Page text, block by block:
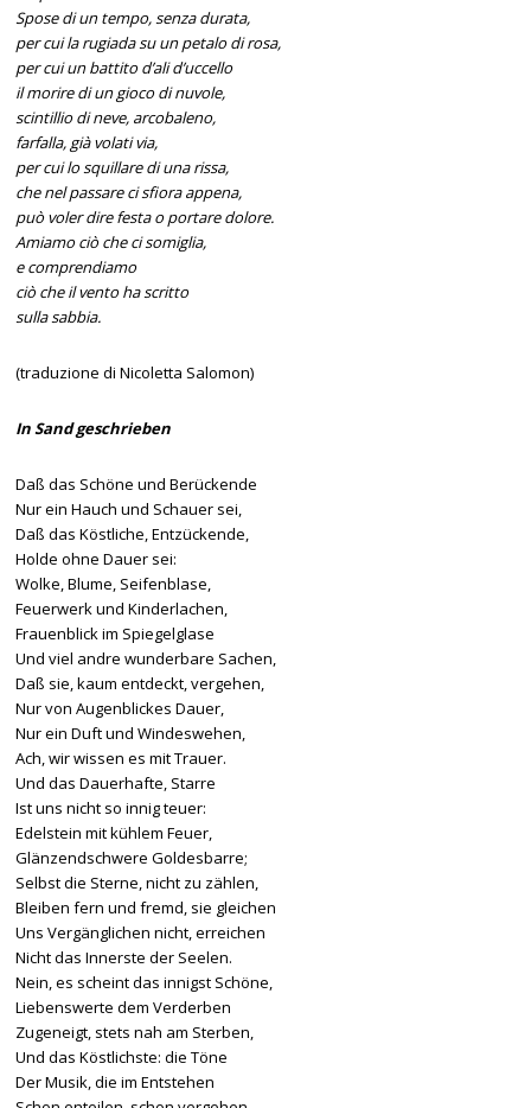
Spose di un tempo, senza durata,
per cui la rugiada su un petalo di rosa,
per cui un battito d’ali d’uccello
il morire di un gioco di nuvole,
scintillio di neve, arcobaleno,
farfalla, già volati via,
per cui lo squillare di una rissa,
che nel passare ci sfiora appena,
può voler dire festa o portare dolore.
Amiamo ciò che ci somiglia,
e comprendiamo
ciò che il vento ha scritto
sulla sabbia.
(traduzione di Nicoletta Salomon)
In Sand geschrieben
Daß das Schöne und Berückende
Nur ein Hauch und Schauer sei,
Daß das Köstliche, Entzückende,
Holde ohne Dauer sei:
Wolke, Blume, Seifenblase,
Feuerwerk und Kinderlachen,
Frauenblick im Spiegelglase
Und viel andre wunderbare Sachen,
Daß sie, kaum entdeckt, vergehen,
Nur von Augenblickes Dauer,
Nur ein Duft und Windeswehen,
Ach, wir wissen es mit Trauer.
Und das Dauerhafte, Starre
Ist uns nicht so innig teuer:
Edelstein mit kühlem Feuer,
Glänzendschwere Goldesbarre;
Selbst die Sterne, nicht zu zählen,
Bleiben fern und fremd, sie gleichen
Uns Vergänglichen nicht, erreichen
Nicht das Innerste der Seelen.
Nein, es scheint das innigst Schöne,
Liebenswerte dem Verderben
Zugeneigt, stets nah am Sterben,
Und das Köstlichste: die Töne
Der Musik, die im Entstehen